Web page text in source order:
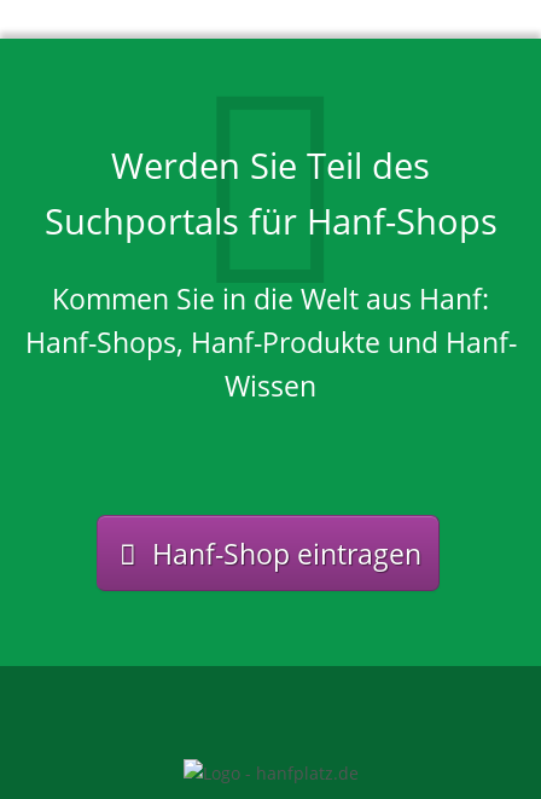
Werden Sie Teil des
Suchportals für Hanf-Shops
Kommen Sie in die Welt aus Hanf:
Hanf-Shops, Hanf-Produkte und Hanf-
Wissen
Hanf-Shop eintragen